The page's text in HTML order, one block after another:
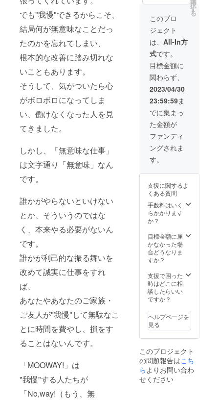
でも"我慢"できるからこそ、
結局何が無意味なことだっ
たのかを忘れてしまい、
根本的な改善に踏み切れな
いこともあります。
そうして、気がついたら心
がボロボロになってしま
い、働けなくなった人を見
てきました。
しかし、「無意味な仕事」
は文字通り「無意味」なん
です。
誰かがやらないといけない
とか、そういうのではな
く、本来やる必要がないん
です。
誰かが利己的な振る舞いを
改めて誠実に仕事をすれ
ば、
あなたやあなたのご家族・
ご友人が"我慢"して無駄なこ
とに時間を費やし、損をす
ることはないんです。
「MOOWAY!」は
"我慢"する人たちが
「No,way!（もう、無
レジッ
信いた
しま
メッ
セージ
をお届
けしま
す。
※2023
年5月上
旬の正
式サー
ビスリ
リース
後、5月
中旬ま
でに
メール
アドレ
ス宛に
お得利
レジッ
トを送
信いた
しま
す。
ウェブ
アプリ
内と
「MOO
WAY!」
公式HP
内に支
援者と
してお
名前を
記載さ
せてい
ただき
ます。
加え
て、正
式リ
リース
後に
有料プ
6ヵ月間
ご利用
いただ
けま
す。
FIREの
メッ
セージ
機能に
メッ
セージ
をお届
けしま
※2023
年5月上
旬の正
式サー
リース
後、5月
中旬ま
でに
メール
択
す
る
このプロ
ジェクト
は、 All-In方
式です。
目標金額に
関わらず、
2023/04/30
23:59:59ま
でに集まっ
た金額が
ファンディ
ングされま
す。
支援に関するよ
くある質問
手数料はいく
らかかります
か？
目標金額に届
かなかった場
合どうなりま
すか？
支援で困った
時はどこに相
談したらいい
ですか？
ヘルプページを
見る
このプロジェクト
の問題報告はこち
ら よりお問い合わ
せください